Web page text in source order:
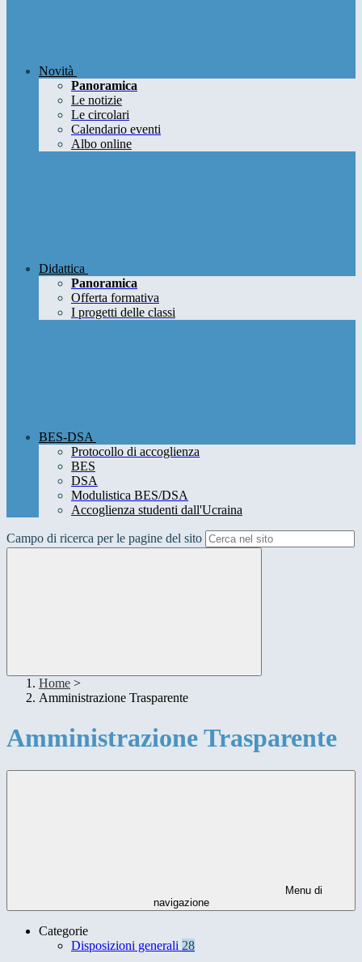
Novità
Panoramica
Le notizie
Le circolari
Calendario eventi
Albo online
Didattica
Panoramica
Offerta formativa
I progetti delle classi
BES-DSA
Protocollo di accoglienza
BES
DSA
Modulistica BES/DSA
Accoglienza studenti dall'Ucraina
Campo di ricerca per le pagine del sito
Home >
Amministrazione Trasparente
Amministrazione Trasparente
Menu di
navigazione
Categorie
Disposizioni generali 28